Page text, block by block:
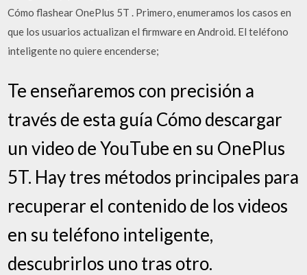
Cómo flashear OnePlus 5T . Primero, enumeramos los casos en
que los usuarios actualizan el firmware en Android. El teléfono
inteligente no quiere encenderse;
Te enseñaremos con precisión a
través de esta guía Cómo descargar
un video de YouTube en su OnePlus
5T. Hay tres métodos principales para
recuperar el contenido de los videos
en su teléfono inteligente,
descubrirlos uno tras otro.